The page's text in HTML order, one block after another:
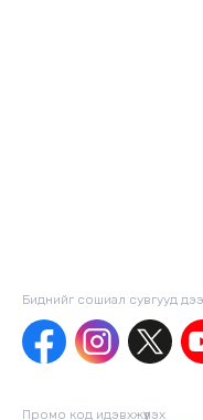
Биднийг сошиал сувгууд
Промо код идэвхжүүлэх